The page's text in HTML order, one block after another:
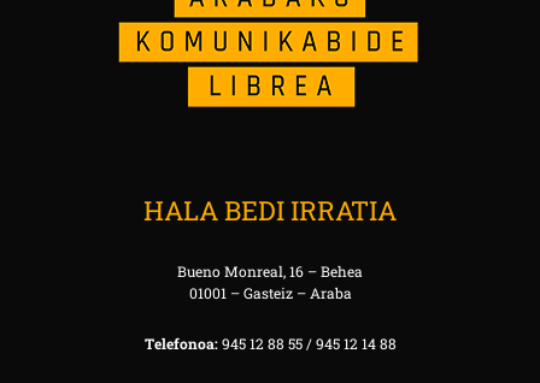
HALA BEDI IRRATIA
Bueno Monreal, 16 – Behea
01001 – Gasteiz – Araba
Telefonoa:945 12 88 55 / 945 12 14 88